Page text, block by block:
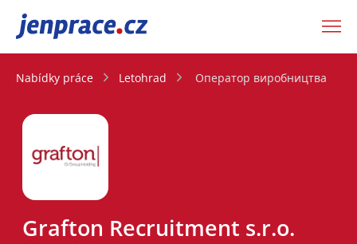
JenPráce.cz
Nabídky práce Letohrad Оператор виробництва
Grafton Recruitment s.r.o.